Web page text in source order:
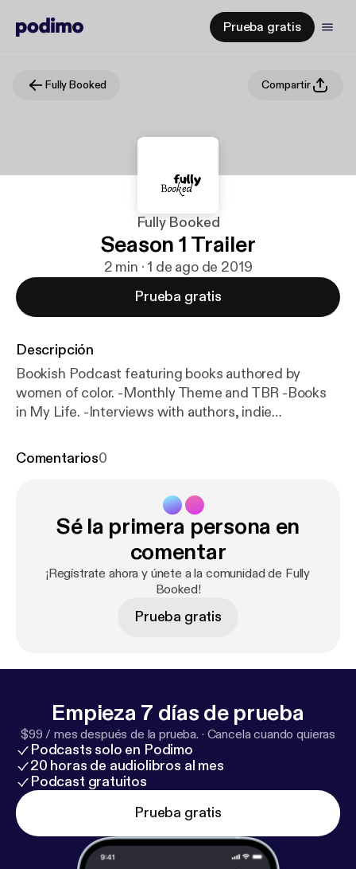
Prueba gratis
Fully Booked Compartir
Fully Booked
Season 1 Trailer
2 min · 1 de ago de 2019
Prueba gratis
Descripción
Bookish Podcast featuring books authored by
women of color. -Monthly Theme and TBR -Books
in My Life. -Interviews with authors, indie
Review ( S P O I L E R A L E R T )
Comentarios0
Sé la primera persona en
comentar
¡Regístrate ahora y únete a la comunidad de Fully
Booked!
Prueba gratis
Empieza 7 días de prueba
$99 / mes después de la prueba. · Cancela cuando quieras
Podcasts solo en Podimo
20 horas de audiolibros al mes
Podcast gratuitos
Prueba gratis